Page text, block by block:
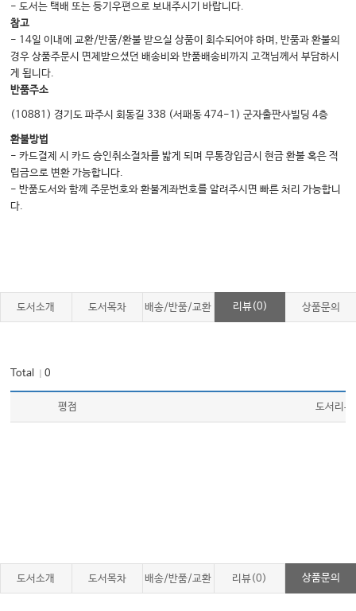
1. 소아중환자의 영양평가와 영양 요구량 335
2. 경장영양(Enteral nutrition) 354
3. 정맥영양(Parenteral nutrition) 366
4. 기타 영양치료 380
11 AMC NST protocol 393
1-1. 서울아산병원 경장영양 프로세스 395
1-2. 서울아산병원 경장영양 합병증 관리 프로세스 396
2. 서울아산병원 내과계중환자실 영양프로토콜 398
3-1. 서울아산병원 외과계중환자실 영양관리 프로세스 399
5. 단장증후군 환자의 치료 알고리즘 404
- 도서는 택배 또는 등기우편으로 보내주시기 바랍니다.
참고
- 14일 이내에 교환/반품/환불 받으실 상품이 회수되어야 하며, 반품과 환불의
경우 상품주문시 면제받으셨던 배송비와 반품배송비까지 고객님께서 부담하시
게 됩니다.
반품주소
(10881) 경기도 파주시 회동길 338 (서패동 474-1) 군자출판사빌딩 4층
환불방법
- 카드결제 시 카드 승인취소절차를 밟게 되며 무통장입금시 현금 환불 혹은 적
립금으로 변환 가능합니다.
- 반품도서와 함께 주문번호와 환불계좌번호를 알려주시면 빠른 처리 가능합니
다.
도서소개 도서목차 배송/반품/교환 리뷰(0) 상품문의
Total ｜0
평점 도서리뷰
도서소개 도서목차 배송/반품/교환 리뷰(0) 상품문의